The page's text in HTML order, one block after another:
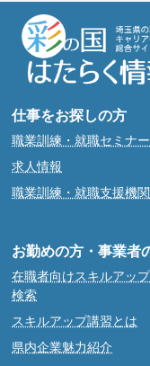
仕事をお探しの方
職業訓練・就職セミナ
求人情報
職業訓練・就職支援機
お勤めの方・事業者
在職者向けスキルアッ
検索
スキルアップ講習とは
県内企業魅力紹介